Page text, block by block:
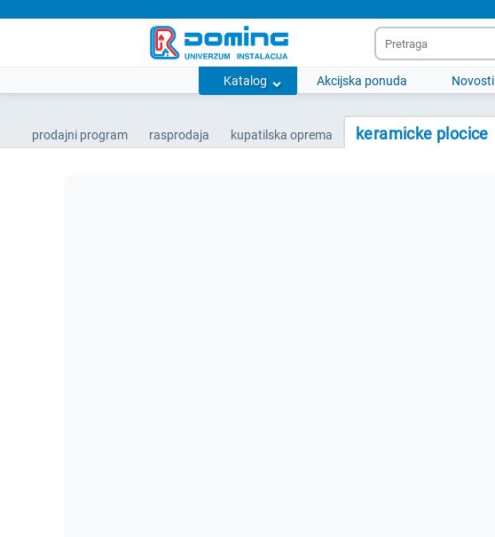
Katalog Akcijska ponuda Novosti
prodajni program rasprodaja kupatilska oprema keramicke plocice